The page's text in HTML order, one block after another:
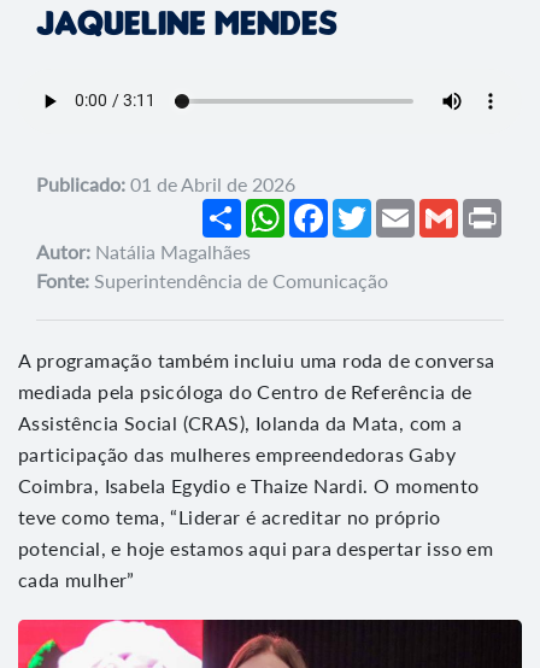
Jaqueline Mendes
Publicado: 01 de Abril de 2026
Share WhatsAppFacebook
TwitterEmail Gmail
Autor: Natália Magalhães
Fonte: Superintendência de Comunicação
A programação também incluiu uma roda de conversa
mediada pela psicóloga do Centro de Referência de
Assistência Social (CRAS), Iolanda da Mata, com a
participação das mulheres empreendedoras Gaby
Coimbra, Isabela Egydio e Thaize Nardi. O momento
teve como tema, “Liderar é acreditar no próprio
potencial, e hoje estamos aqui para despertar isso em
cada mulher”